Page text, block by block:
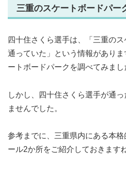
三重のスケートボードパー
四十住さくら選手は、「三重の
通っていた」という情報があり
ートボードパークを調べてみまし
しかし、四十住さくら選手が通
ませんでした。
参考までに、三重県内にある本
ール2か所をご紹介しておきますね